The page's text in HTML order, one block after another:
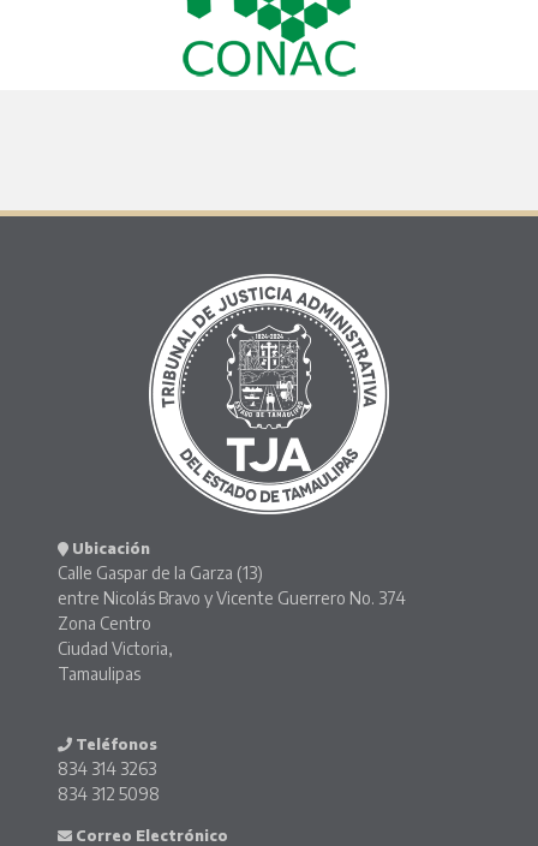
Ubicación
Calle Gaspar de la Garza (13)
entre Nicolás Bravo y Vicente Guerrero No. 374
Zona Centro
Ciudad Victoria,
Tamaulipas
Teléfonos
834 314 3263
834 312 5098
Correo Electrónico